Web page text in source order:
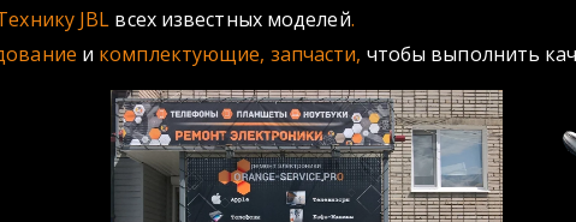
JBL всех известных моделей.
и комплектующие, запчасти, чтобы выполнить